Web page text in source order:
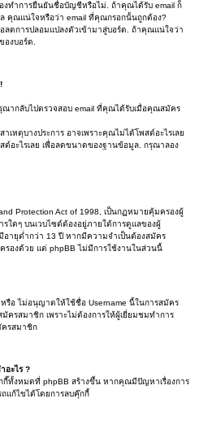
งทำการยืนยันชื่อบัญชีหรือไม่. ถ้าคุณได้รับ email ก็
คุณแน่ใจหรือว่า email ที่คุณกรอกนั้นถูกต้อง?
ดการปลอมแปลงตัวเข้ามาสู่บอร์ด. ถ้าคุณแน่ใจว่า
งบอร์ด.
ากลับไปตรวจสอบ email ที่คุณได้รับเมื่อคุณสมัคร
หตุบางประการ อาจเพราะคุณไม่ได้โพสต์อะไรเลย
อะไรเลย เพื่อลดขนาดของฐานข้อมูล. กรุณาลอง
Protection Act of 1998, เป็นกฏหมายคุ้มครองผู้
ใดๆ บนเวบไซต์ต้องอยู่ภายใต้การดูแลของผู้
อายุต่ำกว่า 13 ปี หากมีความจำเป็นต้องสมัคร
รองด้วย แต่ phpBB ไม่มีการใช้งานในส่วนนี้
รือ ไม่อนุญาตให้ใช้ชื่อ Username นี้ในการสมัคร
ครสมาชิก เพราะไม่ต้องการให้ผู้เยี่ยมชมทำการ
ครสมาชิก
อะไร ?
กี๊ทั้งหมดที่ phpBB สร้างขึ้น หากคุณมีปัญหาเรื่องการ
ถแก้ไขได้โดยการลบคุ๊กกี้